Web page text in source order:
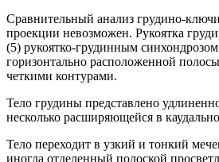
Сравнительный анализ грудино-
проекции невозможен. Рукоятка
(5) рукоятко-грудинным
горизонтально расположенной
четкими контурами.
Тело грудины представлено
несколько расширяющейся в
Тело переходит в узкий и тонкий
иногда отделенный полоской